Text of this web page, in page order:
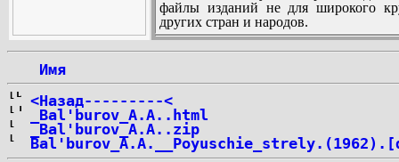
файлы изданий не для широкого
других стран и народов.
Имя
<Назад---------<
_Bal'burov_A.A..html
_Bal'burov_A.A..zip